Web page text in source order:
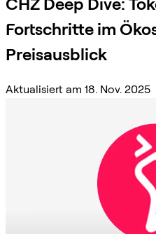
Fortschritte im
Preisausblick
Aktualisiert am 18. Nov. 2025